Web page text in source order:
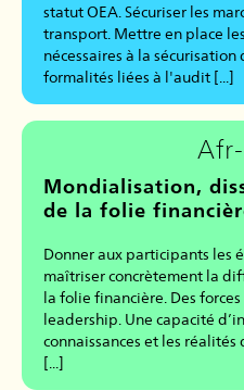
statut OEA. Sécuriser les
transport. Mettre en place
nécessaires à la
formalités liées à l'audit [...]
Mondialisation,
de la folie
Donner aux participants les
maîtriser concrètement la
la folie financière. Des
leadership. Une capacité
connaissances et les
[...]